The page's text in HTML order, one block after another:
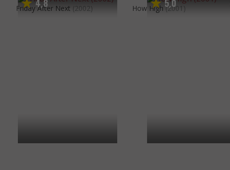
4,8
Friday After Next (2002) 5,0
How High (2001)